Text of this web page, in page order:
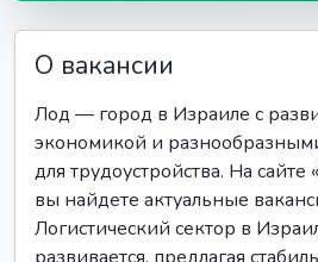
О вакансии
Лод — город в Израиле с
экономикой и
для трудоустройства. На сайте
вы найдете актуальные
Логистический сектор в